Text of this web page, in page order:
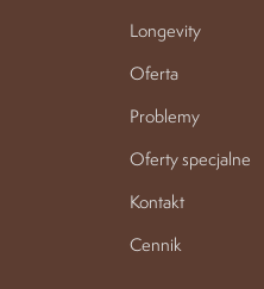
Longevity
Oferta
Problemy
Oferty specjalne
Kontakt
Cennik